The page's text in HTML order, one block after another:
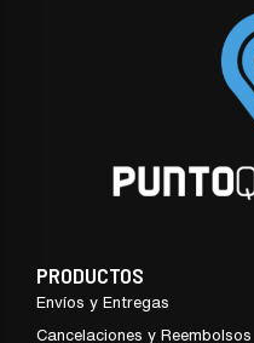
PRODUCTOS
Envíos y Entregas
Cancelaciones y Reembolsos